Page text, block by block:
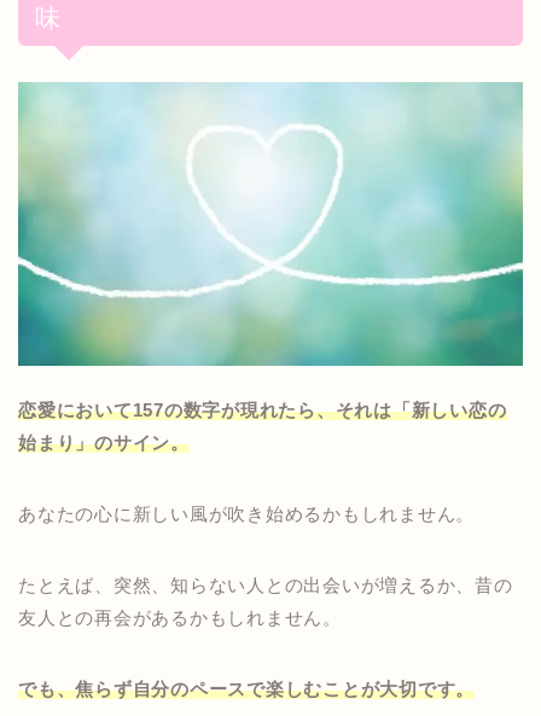
味
恋愛において157の数字が現れたら、それは「新しい恋の
始まり」のサイン。
あなたの心に新しい風が吹き始めるかもしれません。
たとえば、突然、知らない人との出会いが増えるか、昔の
友人との再会があるかもしれません。
でも、焦らず自分のペースで楽しむことが大切です。